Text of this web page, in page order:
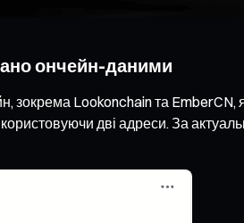
ончейн-даними
зокрема Lookonchain та
дві адреси. За